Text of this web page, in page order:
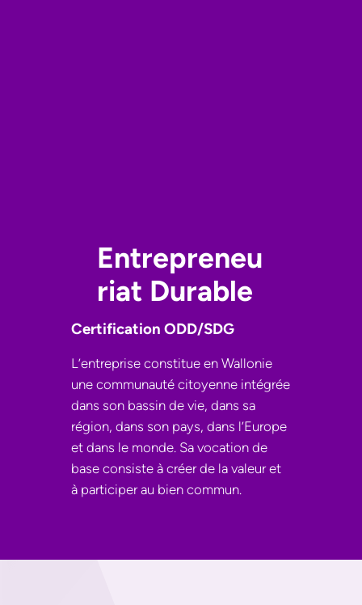
Entrepreneu
riat Durable
Certification ODD/SDG
L’entreprise constitue en Wallonie
une communauté citoyenne intégrée
dans son bassin de vie, dans sa
région, dans son pays, dans l’Europe
et dans le monde. Sa vocation de
base consiste à créer de la valeur et
à participer au bien commun.